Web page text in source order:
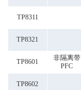
TP8311
TP8321
TP8601
非隔离带
PFC
TP8602